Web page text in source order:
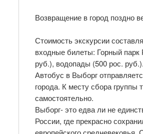
Возвращение в город поздно
Стоимость экскурсии
входные билеты: Горный парк
руб.), водопады (500 рос. руб.).
Автобус в Выборг
города. К месту сбора группы
самостоятельно.
Выборг- это едва ли не
России, где прекрасно